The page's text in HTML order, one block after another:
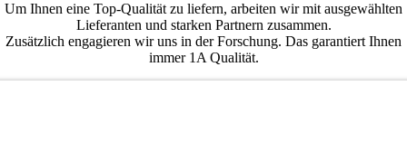
Um Ihnen eine Top-Qualität zu liefern, arbeiten wir mit ausgewählten
Lieferanten und starken Partnern zusammen.
Zusätzlich engagieren wir uns in der Forschung. Das garantiert Ihnen
immer 1A Qualität.